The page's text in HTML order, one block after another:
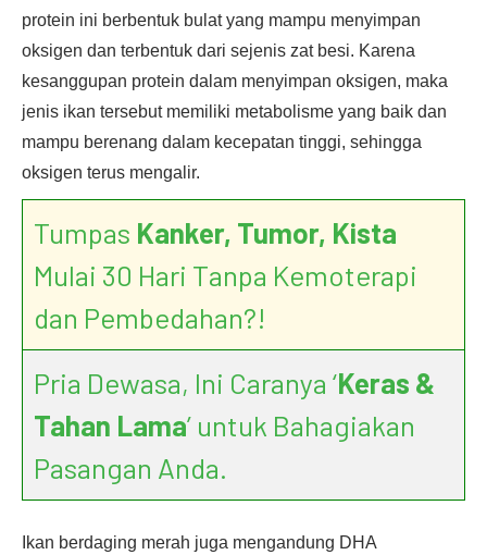
protein ini berbentuk bulat yang mampu menyimpan
oksigen dan terbentuk dari sejenis zat besi. Karena
kesanggupan protein dalam menyimpan oksigen, maka
jenis ikan tersebut memiliki metabolisme yang baik dan
mampu berenang dalam kecepatan tinggi, sehingga
oksigen terus mengalir.
Tumpas Kanker, Tumor, Kista
Mulai 30 Hari Tanpa Kemoterapi
dan Pembedahan?!
Pria Dewasa, Ini Caranya ‘Keras &
Tahan Lama’ untuk Bahagiakan
Pasangan Anda.
Ikan berdaging merah juga mengandung DHA